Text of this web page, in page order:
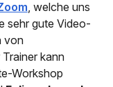
, welche uns
sehr gute Video-
von
kann
Workshop